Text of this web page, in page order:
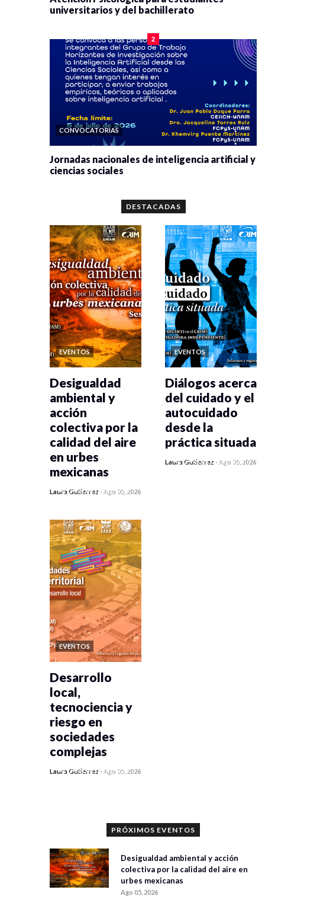
universitarios y del bachillerato
2
CONVOCATORIAS
Jornadas nacionales de inteligencia artificial y
ciencias sociales
DESTACADAS
EVENTOS
0 veces compartido
Desigualdad
ambiental y
acción
colectiva por la
calidad del aire
en urbes
mexicanas
Laura Gutiérrez -Ago 05, 2026
EVENTOS
0 veces compartido
Diálogos acerca
del cuidado y el
autocuidado
desde la
práctica situada
Laura Gutiérrez -Ago 05, 2026
EVENTOS
0 veces compartido
Desarrollo
local,
tecnociencia y
riesgo en
sociedades
complejas
Laura Gutiérrez -Ago 05, 2026
PRÓXIMOS EVENTOS
Desigualdad ambiental y acción
colectiva por la calidad del aire en
urbes mexicanas
Ago 05, 2026